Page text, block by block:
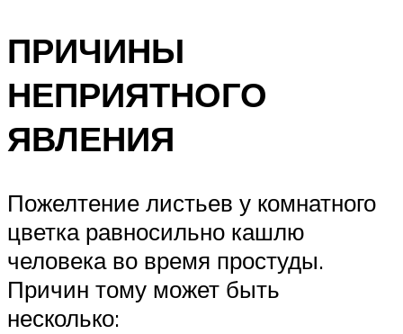
ПРИЧИНЫ
НЕПРИЯТНОГО
ЯВЛЕНИЯ
Пожелтение листьев у комнатного
цветка равносильно кашлю
человека во время простуды.
Причин тому может быть
несколько: